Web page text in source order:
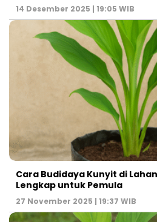
14 Desember 2025 | 19:05 WIB
Cara Budidaya Kunyit di
Lengkap untuk Pemula
27 November 2025 | 19:37 WIB